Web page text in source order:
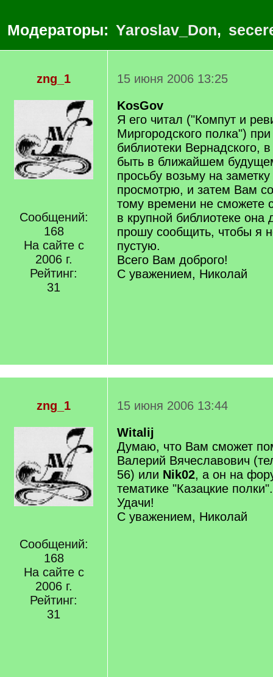
Модераторы: Yaroslav_Don,
zng_1
Сообщений:
168
На сайте с
2006 г.
Рейтинг:
31
15 июня 2006 13:25
KosGov
Я его читал ("Компут и
Миргородского полка")
библиотеки Вернадского,
быть в ближайшем
просьбу возьму на
просмотрю, и затем Вам
тому времени не сможете
в крупной библиотеке
прошу сообщить, чтобы я
пустую.
Всего Вам доброго!
С уважением, Николай
zng_1
Сообщений:
168
На сайте с
2006 г.
Рейтинг:
31
15 июня 2006 13:44
Witalij
Думаю, что Вам сможет
Валерий Вячеславович
56) или Nik02, а он на
тематике "Казацкие полки".
Удачи!
С уважением, Николай